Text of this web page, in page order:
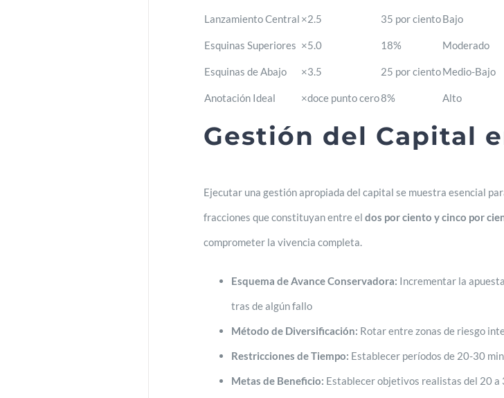
Lanzamiento Central ×2.5 35 por cientoBajo
Esquinas Superiores ×5.0 18% Moderado
Esquinas de Abajo ×3.5 25 por cientoMedio-Bajo
Anotación Ideal ×doce punto cero8% Alto
Gestión del Capital
Ejecutar una gestión apropiada del capital se muestra esencial
fracciones que constituyan entre eldos por ciento y cinco por
comprometer la vivencia completa.
Esquema de Avance Conservadora: Incrementar la
tras de algún fallo
Método de Diversificación: Rotar entre zonas de riesgo
Restricciones de Tiempo: Establecer períodos de 20-30
Metas de Beneficio: Establecer objetivos realistas del 20